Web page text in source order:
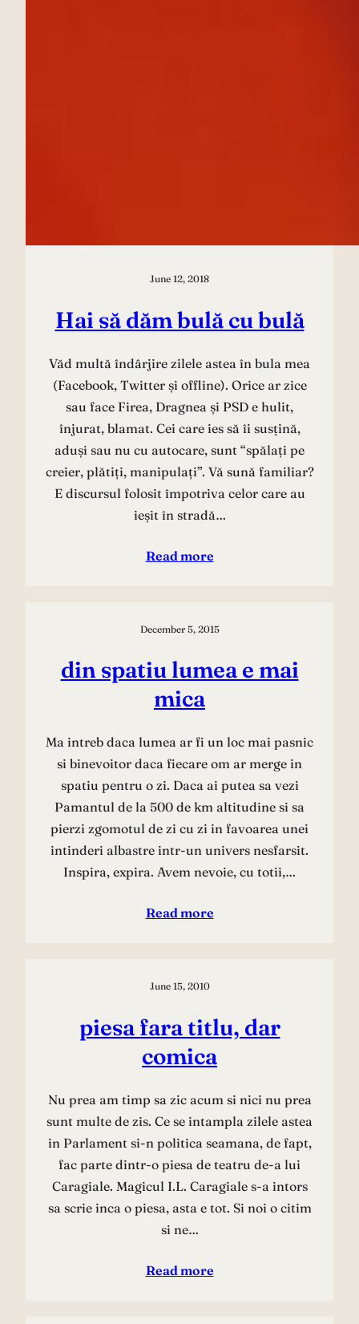
June 12, 2018
Hai să dăm bulă cu bulă
Văd multă îndârjire zilele astea în bula mea
(Facebook, Twitter și offline). Orice ar zice
sau face Firea, Dragnea și PSD e hulit,
înjurat, blamat. Cei care ies să îi susțină,
aduși sau nu cu autocare, sunt “spălați pe
creier, plătiți, manipulați”. Vă sună familiar?
E discursul folosit împotriva celor care au
ieșit în stradă…
Read more
December 5, 2015
din spatiu lumea e mai
mica
Ma intreb daca lumea ar fi un loc mai pasnic
si binevoitor daca fiecare om ar merge in
spatiu pentru o zi. Daca ai putea sa vezi
Pamantul de la 500 de km altitudine si sa
pierzi zgomotul de zi cu zi in favoarea unei
intinderi albastre intr-un univers nesfarsit.
Inspira, expira. Avem nevoie, cu totii,…
Read more
June 15, 2010
piesa fara titlu, dar
comica
Nu prea am timp sa zic acum si nici nu prea
sunt multe de zis. Ce se intampla zilele astea
in Parlament si-n politica seamana, de fapt,
fac parte dintr-o piesa de teatru de-a lui
Caragiale. Magicul I.L. Caragiale s-a intors
sa scrie inca o piesa, asta e tot. Si noi o citim
si ne…
Read more